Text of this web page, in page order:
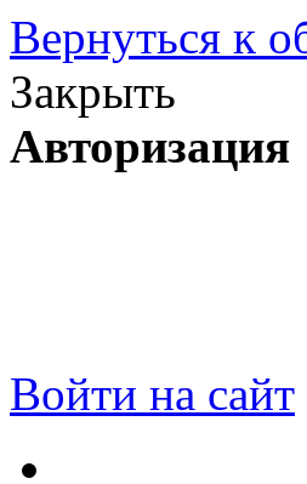
Вернуться к
Закрыть
Авторизация
Войти на сайт